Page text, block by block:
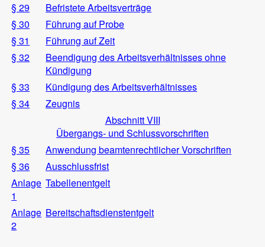
§ 29
Befristete Arbeitsverträge
§ 30
Führung auf Probe
§ 31
Führung auf Zeit
§ 32
Beendigung des Arbeitsverhältnisses ohne
Kündigung
§ 33
Kündigung des Arbeitsverhältnisses
§ 34
Zeugnis
Abschnitt VIII
Übergangs- und Schlussvorschriften
§ 35
Anwendung beamtenrechtlicher Vorschriften
§ 36
Ausschlussfrist
Anlage
1
Tabellenentgelt
Anlage
2
Bereitschaftsdienstentgelt